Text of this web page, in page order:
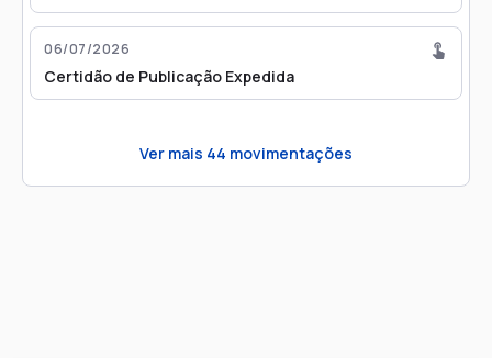
06/07/2026
Certidão de Publicação Expedida
Ver mais 44 movimentações